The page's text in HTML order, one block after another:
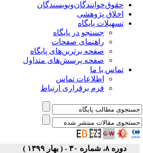
حقوق‌خوانندگان‌و‌نویسندگان
اخلاق پژوهشی
تسهیلات پایگاه
جستجو در پایگاه
راهنمای صفحات
صفحه برترین‌های پایگاه
صفحه پرسش‌های متداول
تماس با ما
اطلاعات تماس
فرم برقراری ارتباط
دوره ۸، شماره ۳۰ - ( بهار ۱۳۹۹ )